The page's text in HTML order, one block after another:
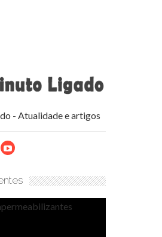
- Atualidade e artigos